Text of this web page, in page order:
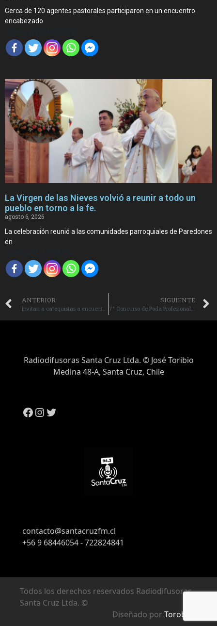
Cerca de 120 agentes pastorales participaron en un encuentro
encabezado
La Virgen de las Nieves volvió a reunir a todo un
pueblo en torno a la fe.
agosto 6, 2026
La celebración reunió a las comunidades parroquiales de Paredones
en
ANTERIOR SIGUIENTE
Radiodifusoras Santa Cruz Ltda. © José Toribio
Medina 48-A, Santa Cruz, Chile
contacto@santacruzfm.cl
+56 9 68446054 - 722824841
Todos los derechos reservados Radiodifusoras
Santa Cruz Ltda. ©
Diseñado por Torobyte